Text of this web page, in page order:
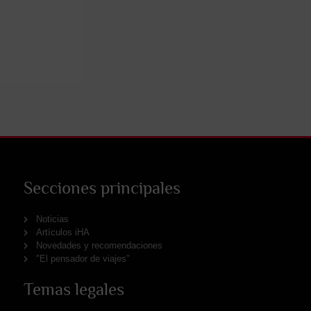
Secciones principales
Noticias
Artículos iHA
Novedades y recomendaciones
"El pensador de viajes"
Temas legales